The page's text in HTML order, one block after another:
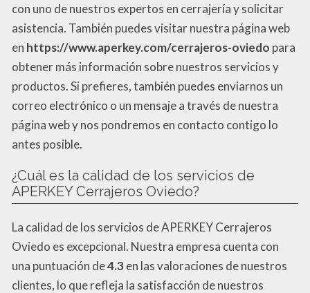
con uno de nuestros expertos en cerrajería y solicitar
asistencia. También puedes visitar nuestra página web
en https://www.aperkey.com/cerrajeros-oviedo para
obtener más información sobre nuestros servicios y
productos. Si prefieres, también puedes enviarnos un
correo electrónico o un mensaje a través de nuestra
página web y nos pondremos en contacto contigo lo
antes posible.
¿Cuál es la calidad de los servicios de
APERKEY Cerrajeros Oviedo?
La calidad de los servicios de APERKEY Cerrajeros
Oviedo es excepcional. Nuestra empresa cuenta con
una puntuación de4.3 en las valoraciones de nuestros
clientes, lo que refleja la satisfacción de nuestros